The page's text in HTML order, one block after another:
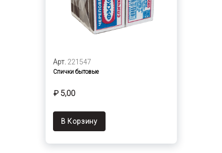
Арт. 221547
Спички бытовые
₽ 5,00
В Корзину